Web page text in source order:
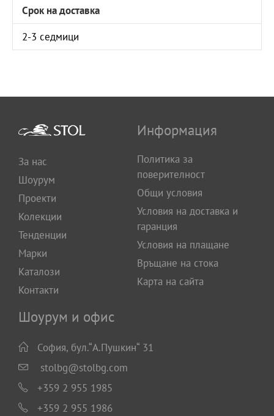
Срок на доставка
2-3 седмици
За нас
Шоурум
Проекти
Колекции
Тенденции
Марки
Каталози
Контакти
Информация
Политика за
поверителност
Общи условия
Условия на доставка и
гаранция
Условия на плащане
Връщане на стока
Карта на сайта
Шоурум и офис
София, бул.“А.Пушкин“ 31
stolbg@stolbg.com
+359 2 955 1985
+359 2 955 1986